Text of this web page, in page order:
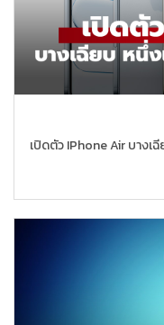
เปิดตัว IPhone Air บางเ